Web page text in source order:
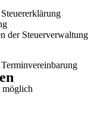
der Steuerverwaltung
möglich